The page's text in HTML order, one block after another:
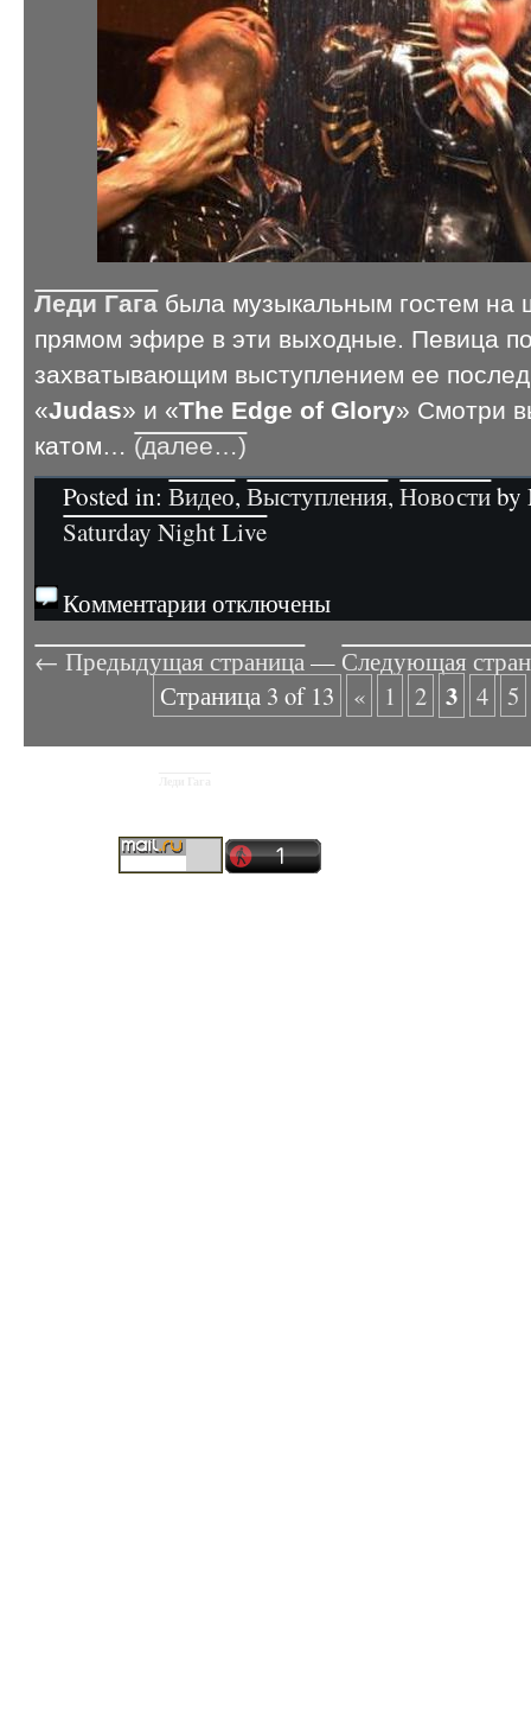
Леди Гага была музыкальным гостем на
прямом эфире в эти выходные. Певица
захватывающим выступлением ее
«Judas» и «The Edge of Glory» Смотри
катом… (далее…)
Posted in:Видео,Выступления,Новостиby
Saturday Night Live
Комментарии отключены
← Предыдущая страница— Следующая
Страница 3 of 13
« 1 2 3 4 5